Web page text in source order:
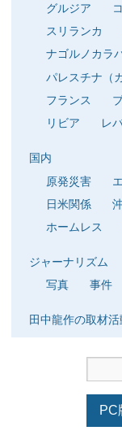
グルジア
スリランカ
ナゴルノカラ
パレスチナ（
フランス
リビア
レ
国内
原発災害
日米関係
ホームレス
ジャーナリズム
写真
事件
田中龍作の取材
PC